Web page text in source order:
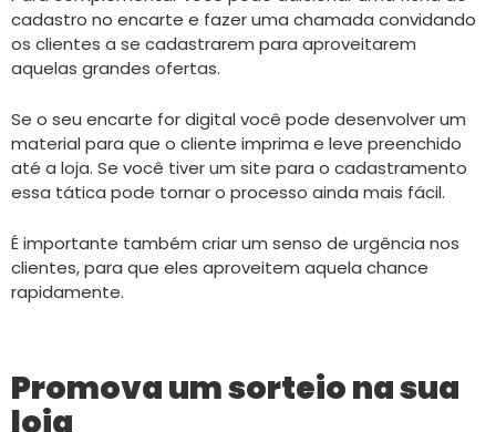
cadastro no encarte e fazer uma chamada convidando
os clientes a se cadastrarem para aproveitarem
aquelas grandes ofertas.
Se o seu encarte for digital você pode desenvolver um
material para que o cliente imprima e leve preenchido
até a loja. Se você tiver um site para o cadastramento
essa tática pode tornar o processo ainda mais fácil.
É importante também criar um senso de urgência nos
clientes, para que eles aproveitem aquela chance
rapidamente.
Promova um sorteio na sua
loja